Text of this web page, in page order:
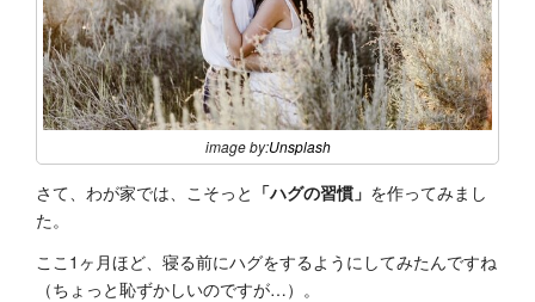
image by:Unsplash
さて、わが家では、こそっと 「ハグの習慣」 を作ってみまし
た。
ここ1ヶ月ほど、寝る前にハグをするようにしてみたんですね
（ちょっと恥ずかしいのですが…）。